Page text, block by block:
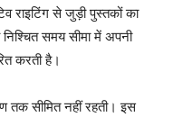
राइटिंग से जुड़ी पुस्तकों का
समय सीमा में अपनी
करती है।
तक सीमित नहीं रहती। इस